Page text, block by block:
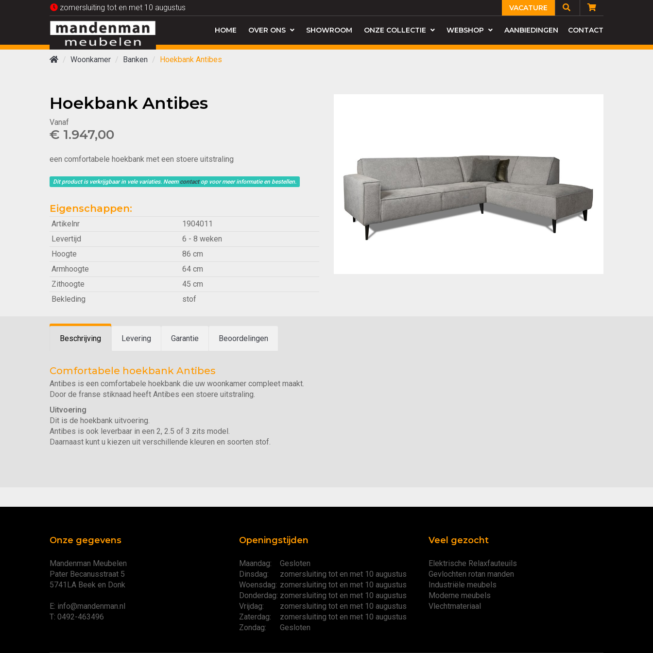
zomersluiting tot en met 10 augustus VACATURE
HOME OVER ONS SHOWROOM ONZE COLLECTIE WEBSHOP AANBIEDINGEN CONTACT
Woonkamer Banken Hoekbank Antibes
Hoekbank Antibes
Vanaf
€ 1.947,00
een comfortabele hoekbank met een stoere uitstraling
Dit product is verkrijgbaar in vele variaties. Neem contactop voor meer informatie en bestellen.
Eigenschappen:
Artikelnr
1904011
Levertijd
6 - 8 weken
Hoogte
86 cm
Armhoogte
64 cm
Zithoogte
45 cm
Bekleding
stof
Beschrijving Levering Garantie Beoordelingen
Comfortabele hoekbank Antibes
Antibes is een comfortabele hoekbank die uw woonkamer compleet maakt.
Door de franse stiknaad heeft Antibes een stoere uitstraling.
Uitvoering
Dit is de hoekbank uitvoering.
Antibes is ook leverbaar in een 2, 2.5 of 3 zits model.
Daarnaast kunt u kiezen uit verschillende kleuren en soorten stof.
Onze gegevens
Mandenman Meubelen
Pater Becanusstraat 5
5741LA Beek en Donk
E: info@mandenman.nl
T: 0492-463496
Openingstijden
Maandag:
Gesloten
Dinsdag:
zomersluiting tot en met 10 augustus
Woensdag: zomersluiting tot en met 10 augustus
Donderdag: zomersluiting tot en met 10 augustus
Vrijdag:
zomersluiting tot en met 10 augustus
Zaterdag:
zomersluiting tot en met 10 augustus
Zondag:
Gesloten
Veel gezocht
Elektrische Relaxfauteuils
Gevlochten rotan manden
Industriële meubels
Moderne meubels
Vlechtmateriaal